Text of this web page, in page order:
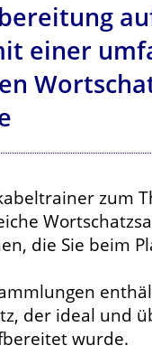
einer
zum
die Sie beim
der ideal und
wurde.